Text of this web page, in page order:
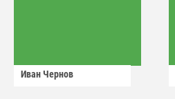
Иван Чернов